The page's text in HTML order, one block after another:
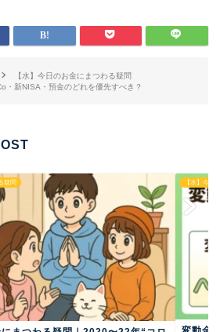
【水】今日のお金にまつわる疑問
・新NISA・預金のどれを優先すべき？
疑問 【水】今日